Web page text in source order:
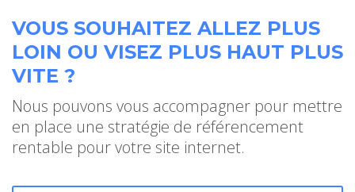
VOUS SOUHAITEZ ALLEZ PLUS
LOIN OU VISEZ PLUS HAUT PLUS
VITE ?
Nous pouvons vous accompagner pour mettre
en place une stratégie de référencement
rentable pour votre site internet.